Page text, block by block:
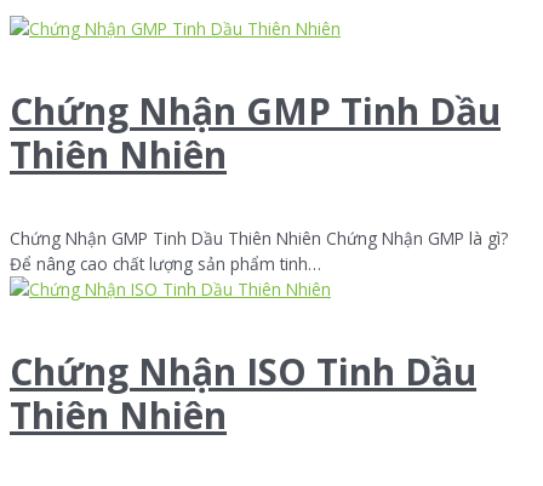
Chứng Nhận GMP Tinh Dầu
Thiên Nhiên
Chứng Nhận GMP Tinh Dầu Thiên Nhiên Chứng Nhận GMP là gì?
Để nâng cao chất lượng sản phẩm tinh…
Chứng Nhận ISO Tinh Dầu
Thiên Nhiên